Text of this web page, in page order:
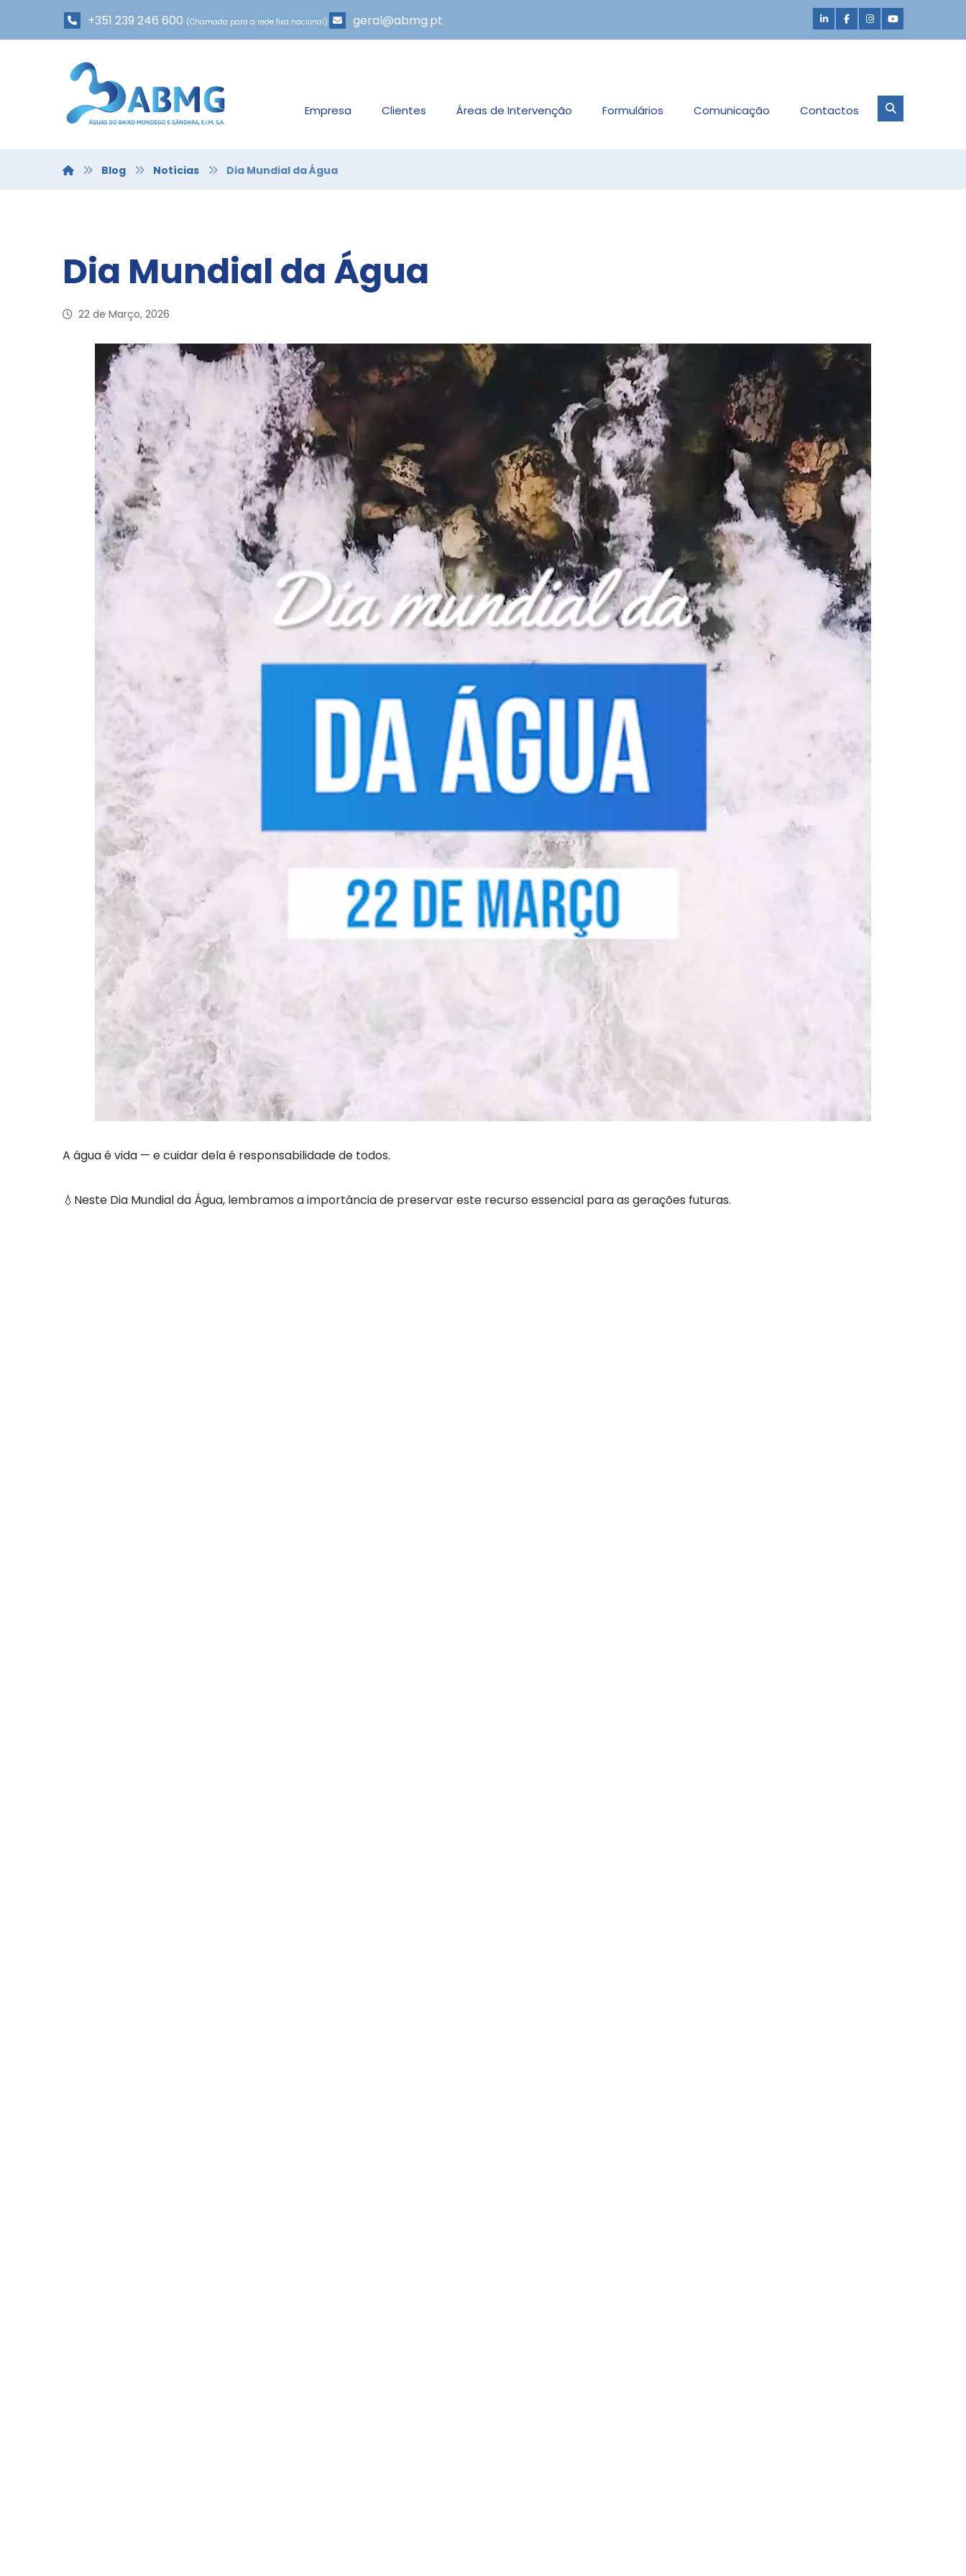
+351 239 246 600 (Chamada para a rede fixa nacional) geral@abmg.pt
Empresa Clientes Áreas de Intervenção Formulários Comunicação Contactos
Blog Notícias Dia Mundial da Água
Dia Mundial da Água
22 de Março, 2026
A água é vida — e cuidar dela é responsabilidade de todos.
💧Neste Dia Mundial da Água, lembramos a importância de preservar este recurso essencial para as gerações futuras.